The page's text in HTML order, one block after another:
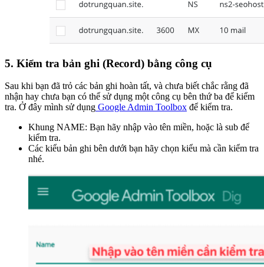
5. Kiểm tra bản ghi (Record) bằng công cụ
Sau khi bạn đã trỏ các bản ghi hoàn tất, và chưa biết chắc rằng đã
nhận hay chưa bạn có thể sử dụng một công cụ bên thứ ba để kiểm
tra. Ở đây mình sử dụng Google Admin Toolbox để kiểm tra.
Khung NAME: Bạn hãy nhập vào tên miền, hoặc là sub để
kiểm tra.
Các kiểu bản ghi bên dưới bạn hãy chọn kiểu mà cần kiểm tra
nhé.